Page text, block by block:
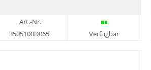
Art.-Nr.:
3505100D065
Verfügbar